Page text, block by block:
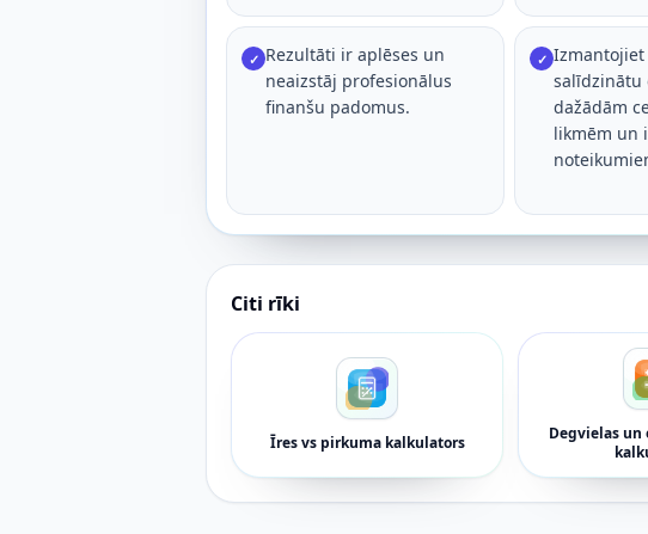
✓ Rezultāti ir aplēses un
neaizstāj profesionālus
finanšu padomus.
✓
salīdzinātu
dažādām
likmēm un
Citi rīki
Īres vs pirkuma kalkulators
Degvielas